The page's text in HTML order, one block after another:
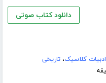
دانلود کتاب صوتی
ادبیات کلاسیک،تاریخی